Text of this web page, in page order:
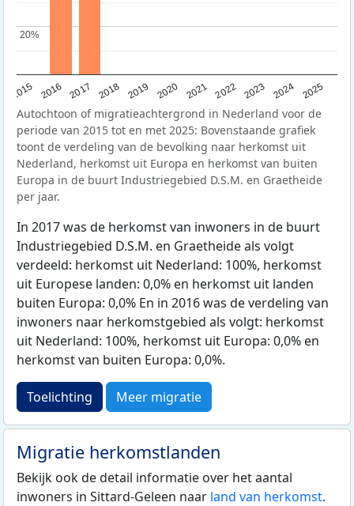
2015 2016 2017 2018 2019 2020 2021 2022 2023 2024 2025
20%
20%
Autochtoon of migratieachtergrond in Nederland voor de
periode van 2015 tot en met 2025: Bovenstaande grafiek
toont de verdeling van de bevolking naar herkomst uit
Nederland, herkomst uit Europa en herkomst van buiten
Europa in de buurt Industriegebied D.S.M. en Graetheide
per jaar.
In 2017 was de herkomst van inwoners in de buurt
Industriegebied D.S.M. en Graetheide als volgt
verdeeld: herkomst uit Nederland: 100%, herkomst
uit Europese landen: 0,0% en herkomst uit landen
buiten Europa: 0,0% En in 2016 was de verdeling van
inwoners naar herkomstgebied als volgt: herkomst
uit Nederland: 100%, herkomst uit Europa: 0,0% en
herkomst van buiten Europa: 0,0%.
Toelichting Meer migratie
Migratie herkomstlanden
Bekijk ook de detail informatie over het aantal
inwoners in Sittard-Geleen naar land van herkomst.